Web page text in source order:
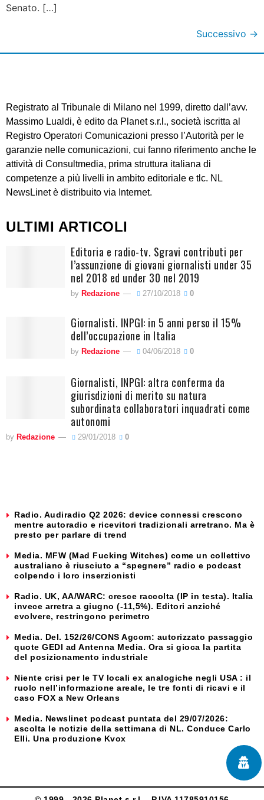
Senato. […]
Successivo →
Registrato al Tribunale di Milano nel 1999, diretto dall’avv.
Massimo Lualdi, è edito da Planet s.r.l., società iscritta al
Registro Operatori Comunicazioni presso l’Autorità per le
garanzie nelle comunicazioni, cui fanno riferimento anche le
attività di Consultmedia, prima struttura italiana di
competenze a più livelli in ambito editoriale e tlc. NL
NewsLinet è distribuito via Internet.
ULTIMI ARTICOLI
Editoria e radio-tv. Sgravi contributi per
l’assunzione di giovani giornalisti under 35
nel 2018 ed under 30 nel 2019
by Redazione 27/10/2018 0
Giornalisti. INPGI: in 5 anni perso il 15%
dell’occupazione in Italia
by Redazione 04/06/2018 0
Giornalisti, INPGI: altra conferma da
giurisdizioni di merito su natura
subordinata collaboratori inquadrati come
autonomi
by Redazione 29/01/2018 0
Radio. Audiradio Q2 2026: device connessi crescono
mentre autoradio e ricevitori tradizionali arretrano. Ma è
presto per parlare di trend
Media. MFW (Mad Fucking Witches) come un collettivo
australiano è riusciuto a “spegnere” radio e podcast
colpendo i loro inserzionisti
Radio. UK, AA/WARC: cresce raccolta (IP in testa). Italia
invece arretra a giugno (-11,5%). Editori anziché
evolvere, restringono perimetro
Media. Del. 152/26/CONS Agcom: autorizzato passaggio
quote GEDI ad Antenna Media. Ora si gioca la partita
del posizionamento industriale
Niente crisi per le TV locali ex analogiche negli USA : il
ruolo nell’informazione areale, le tre fonti di ricavi e il
caso FOX a New Orleans
Media. Newslinet podcast puntata del 29/07/2026:
ascolta le notizie della settimana di NL. Conduce Carlo
Elli. Una produzione Kvox